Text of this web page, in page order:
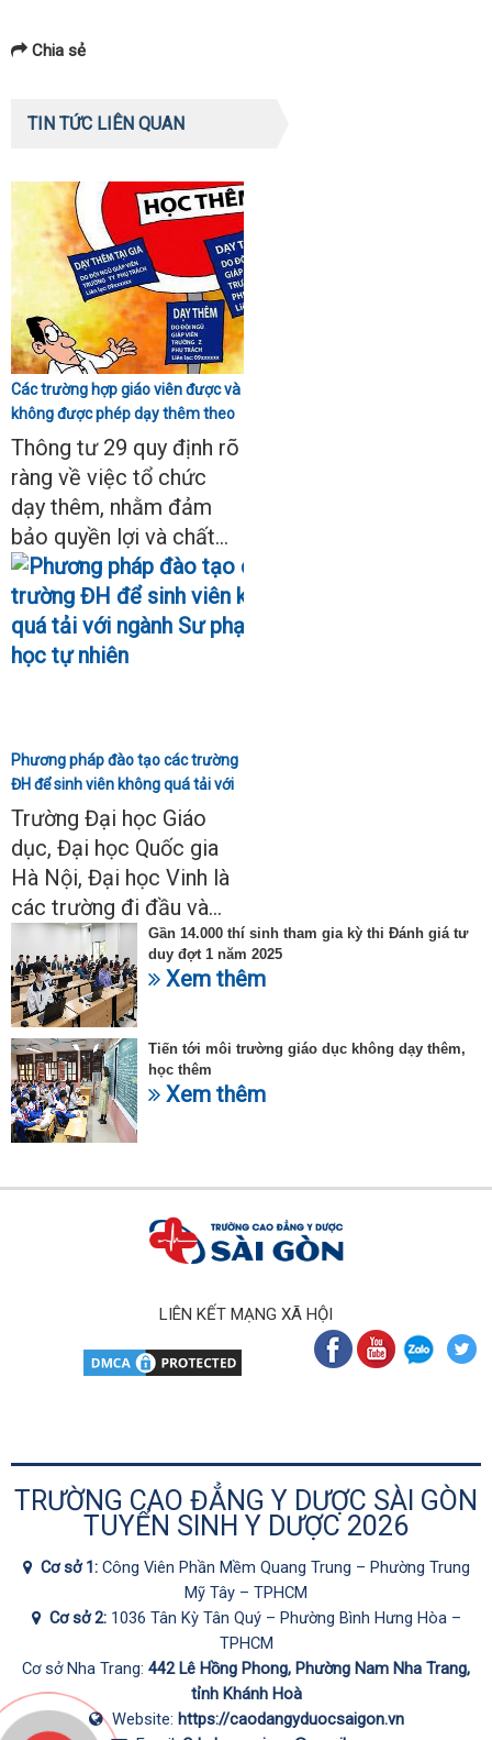
Chia sẻ
TIN TỨC LIÊN QUAN
Các trường hợp giáo viên được và
không được phép dạy thêm theo
Thông tư 29
Thông tư 29 quy định rõ
ràng về việc tổ chức
dạy thêm, nhằm đảm
bảo quyền lợi và chất...
Phương pháp đào tạo các trường
ĐH để sinh viên không quá tải với
ngành Sư phạm Khoa học tự
nhiên
Trường Đại học Giáo
dục, Đại học Quốc gia
Hà Nội, Đại học Vinh là
các trường đi đầu và...
Gần 14.000 thí sinh tham gia kỳ thi Đánh giá tư
duy đợt 1 năm 2025
Xem thêm
Tiến tới môi trường giáo dục không dạy thêm,
học thêm
Xem thêm
LIÊN KẾT MẠNG XÃ HỘI
TRƯỜNG CAO ĐẲNG Y DƯỢC SÀI GÒN
TUYỂN SINH Y DƯỢC 2026
Cơ sở 1: Công Viên Phần Mềm Quang Trung – Phường Trung
Mỹ Tây – TPHCM
Cơ sở 2: 1036 Tân Kỳ Tân Quý – Phường Bình Hưng Hòa –
TPHCM
Cơ sở Nha Trang: 442 Lê Hồng Phong, Phường Nam Nha Trang,
tỉnh Khánh Hoà
Website: https://caodangyduocsaigon.vn